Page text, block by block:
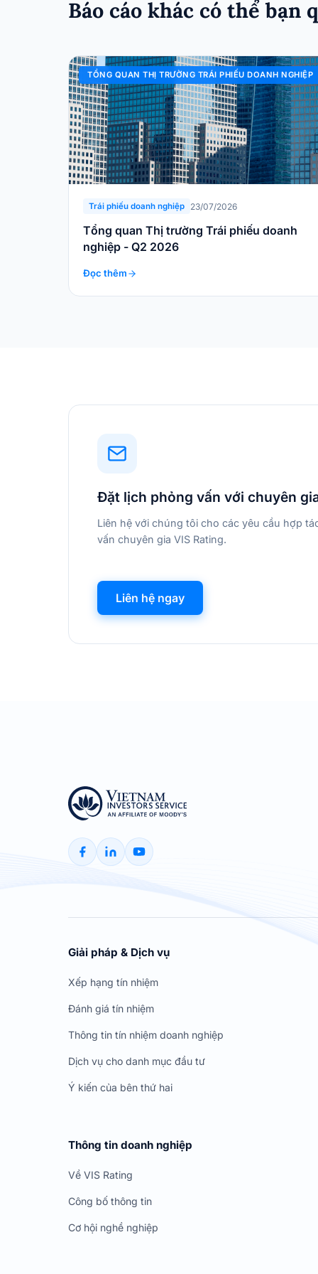
Báo cáo khác có thể bạn
TỔNG QUAN THỊ TRƯỜNG TRÁI PHIẾU DOANH NGHIỆP
Trái phiếu doanh nghiệp 23/07/2026
Tổng quan Thị trường Trái phiếu doanh
nghiệp - Q2 2026
Đọc thêm
Đặt lịch phỏng vấn với chuyên
Liên hệ với chúng tôi cho các yêu cầu hợp
vấn chuyên gia VIS Rating.
Liên hệ ngay
Giải pháp & Dịch vụ
Xếp hạng tín nhiệm
Đánh giá tín nhiệm
Thông tin tín nhiệm doanh nghiệp
Dịch vụ cho danh mục đầu tư
Ý kiến của bên thứ hai
Thông tin doanh nghiệp
Về VIS Rating
Công bố thông tin
Cơ hội nghề nghiệp